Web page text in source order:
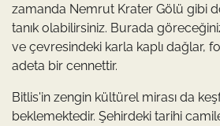
zamanda Nemrut Krater Gölü gibi
tanık olabilirsiniz. Burada
ve çevresindeki karla kaplı dağlar,
adeta bir cennettir.
Bitlis'in zengin kültürel mirası da
beklemektedir. Şehirdeki tarihi